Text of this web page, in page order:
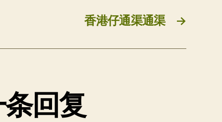
→
香港仔通渠通渠
回复